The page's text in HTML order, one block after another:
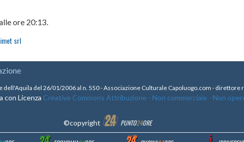
ore 20:13.
srl
dell'Aquila del 26/01/2006 al n. 550 - Associazione Culturale Capoluogo.com - direttore
con Licenza Creative Commons Attribuzione - Non commerciale - Non
©copyright
PUNTO24ORE